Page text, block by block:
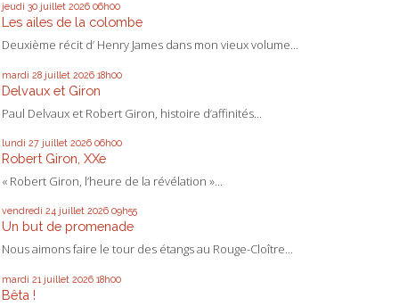
jeudi 30 juillet 2026 06h00
Les ailes de la colombe
Deuxième récit d’ Henry James dans mon vieux volume...
mardi 28 juillet 2026 18h00
Delvaux et Giron
Paul Delvaux et Robert Giron, histoire d’affinités...
lundi 27 juillet 2026 06h00
Robert Giron, XXe
« Robert Giron, l’heure de la révélation »...
vendredi 24 juillet 2026 09h55
Un but de promenade
Nous aimons faire le tour des étangs au Rouge-Cloître...
mardi 21 juillet 2026 18h00
Bêta !